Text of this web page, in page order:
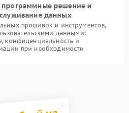
решение и
данных
прошивок и инструментов,
данными:
конфиденциальность и
при необходимости